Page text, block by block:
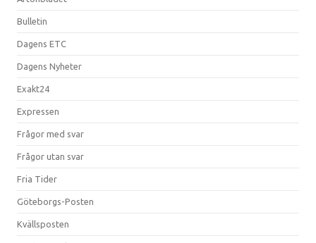
Bulletin
Dagens ETC
Dagens Nyheter
Exakt24
Expressen
Frågor med svar
Frågor utan svar
Fria Tider
Göteborgs-Posten
Kvällsposten